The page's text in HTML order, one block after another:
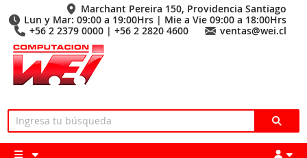
Marchant Pereira 150, Providencia Santiago
Lun y Mar: 09:00 a 19:00Hrs | Mie a Vie 09:00 a 18:00Hrs
+56 2 2379 0000 | +56 2 2820 4600
ventas@wei.cl